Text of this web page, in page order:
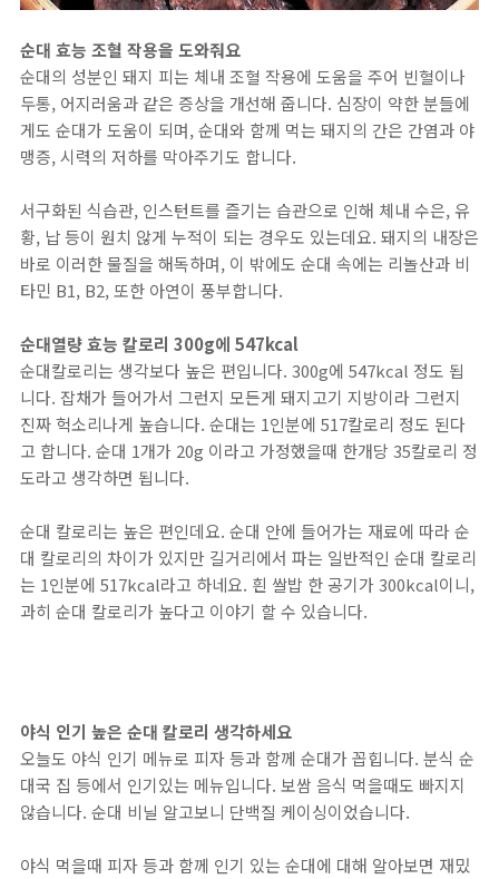
​순대 효능 조혈 작용을 도와줘요
순대의 성분인 돼지 피는 체내 조혈 작용에 도움을 주어 빈혈이나
두통, 어지러움과 같은 증상을 개선해 줍니다. 심장이 약한 분들에
게도 순대가 도움이 되며, 순대와 함께 먹는 돼지의 간은 간염과 야
맹증, 시력의 저하를 막아주기도 합니다.
서구화된 식습관, 인스턴트를 즐기는 습관으로 인해 체내 수은, 유
황, 납 등이 원치 않게 누적이 되는 경우도 있는데요. 돼지의 내장은
바로 이러한 물질을 해독하며, 이 밖에도 순대 속에는 리놀산과 비
타민 B1, B2, 또한 아연이 풍부합니다.
순대열량 효능 칼로리 300g에 547kcal
순대칼로리는 생각보다 높은 편입니다. 300g에 547kcal 정도 됩
니다. 잡채가 들어가서 그런지 모든게 돼지고기 지방이라 그런지
진짜 헉소리나게 높습니다. 순대는 1인분에 517칼로리 정도 된다
고 합니다. 순대 1개가 20g 이라고 가정했을때 한개당 35칼로리 정
도라고 생각하면 됩니다.
순대 칼로리는 높은 편인데요. 순대 안에 들어가는 재료에 따라 순
대 칼로리의 차이가 있지만 길거리에서 파는 일반적인 순대 칼로리
는 1인분에 517kcal라고 하네요. 흰 쌀밥 한 공기가 300kcal이니,
과히 순대 칼로리가 높다고 이야기 할 수 있습니다.
야식 인기 높은 순대 칼로리 생각하세요
오늘도 야식 인기 메뉴로 피자 등과 함께 순대가 꼽힙니다. 분식 순
대국 집 등에서 인기있는 메뉴입니다. 보쌈 음식 먹을때도 빠지지
않습니다. 순대 비닐 알고보니 단백질 케이싱이었습니다.
야식 먹을때 피자 등과 함께 인기 있는 순대에 대해 알아보면 재밌